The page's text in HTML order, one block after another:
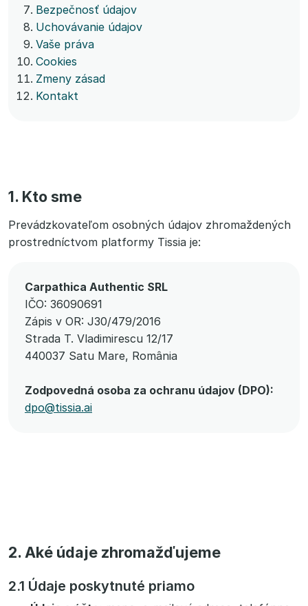
Bezpečnosť údajov
Uchovávanie údajov
Vaše práva
Cookies
Zmeny zásad
Kontakt
1. Kto sme
Prevádzkovateľom osobných údajov zhromaždených
prostredníctvom platformy Tissia je:
Carpathica Authentic SRL
IČO: 36090691
Zápis v OR: J30/479/2016
Strada T. Vladimirescu 12/17
440037 Satu Mare, România
Zodpovedná osoba za ochranu údajov (DPO):
dpo@tissia.ai
2. Aké údaje zhromažďujeme
2.1 Údaje poskytnuté priamo